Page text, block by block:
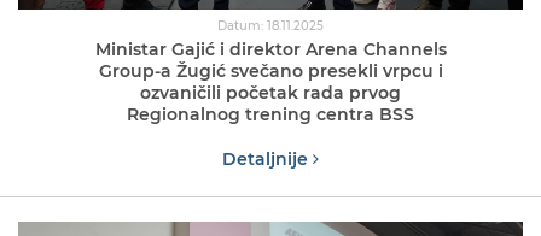
Datum: 18.11.2025
Ministar Gajić i direktor Arena Channels
Group-a Žugić svečano presekli vrpcu i
ozvaničili početak rada prvog
Regionalnog trening centra BSS
Detaljnije